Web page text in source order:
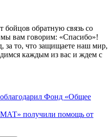
бойцов обратную связь со
вам говорим: «Спасибо»!
за то, что защищаете наш мир,
каждым из вас и ждем с
Фонд «Общее
получили помощь от